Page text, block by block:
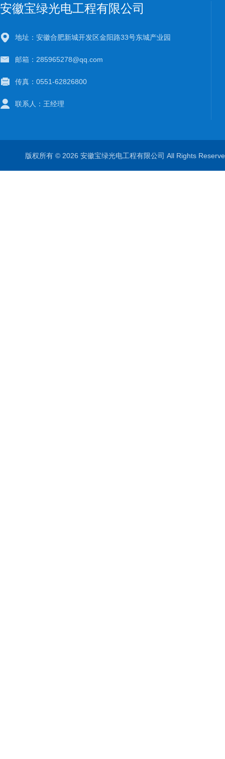
安徽宝绿光电工程有限公司
地址：安徽合肥新城开发区金阳路33号东城产业园
邮箱：285965278@qq.com
传真：0551-62826800
联系人：王经理
版权所有 © 2026 安徽宝绿光电工程有限公司 All Rights